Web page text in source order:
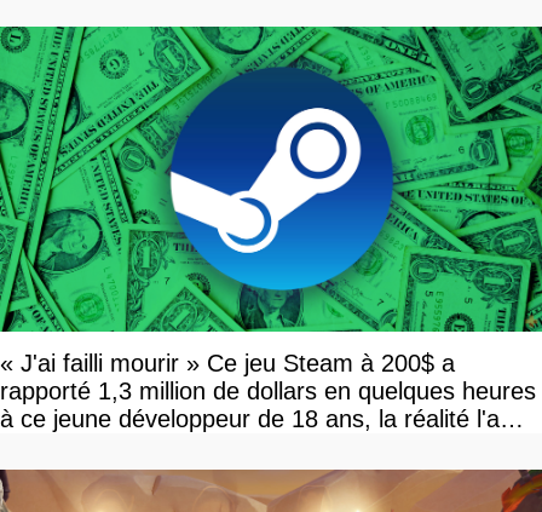
« J'ai failli mourir » Ce jeu Steam à 200$ a
rapporté 1,3 million de dollars en quelques heures
à ce jeune développeur de 18 ans, la réalité l'a